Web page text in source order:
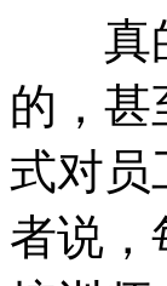
真的
的，甚
式对员
者说，